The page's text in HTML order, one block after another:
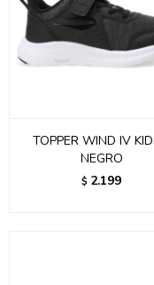
TOPPER WIND IV
NEGRO
$ 2.199